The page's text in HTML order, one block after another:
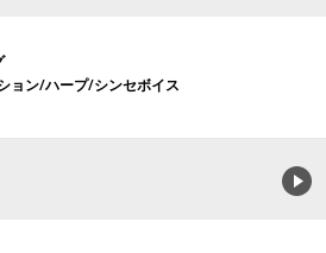
ョン/ハープ/シンセボイス